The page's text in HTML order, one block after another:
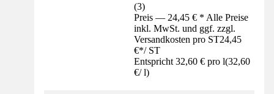
(3)
Preis — 24,45 € * Alle Preise
inkl. MwSt. und ggf. zzgl.
Versandkosten pro ST24,45
€*/ ST
Entspricht 32,60 € pro l(32,60
€/ l)